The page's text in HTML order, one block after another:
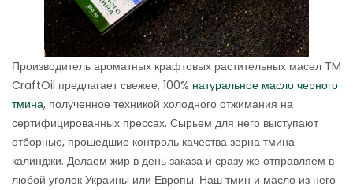
Производитель ароматных крафтовых растительных масел TM
CraftOil предлагает свежее, 100% натуральное масло черного
тмина, полученное техникой холодного отжимания на
сертифицированных прессах. Сырьем для него выступают
отборные, прошедшие контроль качества зерна тмина
калинджи. Делаем жир в день заказа и сразу же отправляем в
любой уголок Украины или Европы. Наш тмин и масло из него